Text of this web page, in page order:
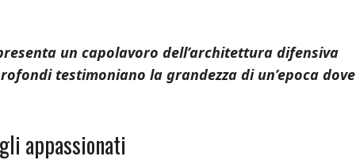
un capolavoro dell’architettura difensiva
testimoniano la grandezza di un’epoca dove
appassionati